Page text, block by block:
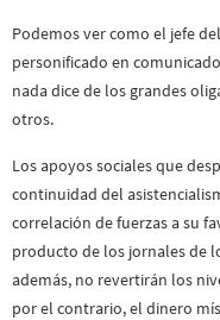
Podemos ver como el jefe
personificado en
nada dice de los grandes
otros.
Los apoyos sociales que
continuidad del
correlación de fuerzas a su
producto de los jornales de
además, no revertirán los
por el contrario, el dinero